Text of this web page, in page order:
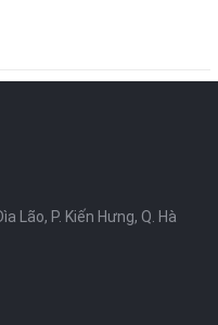
Lão, P. Kiến Hưng, Q. Hà